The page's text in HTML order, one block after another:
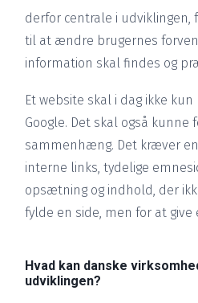
derfor centrale i
til at ændre brugernes
information skal findes og
Et website skal i dag ikke
Google. Det skal også kunne
sammenhæng. Det kræver
interne links, tydelige
opsætning og indhold, der
fylde en side, men for at give
Hvad kan danske
udviklingen?